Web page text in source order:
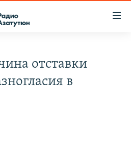
отставки
в